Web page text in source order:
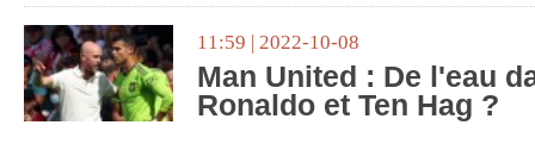
11:59 | 2022-10-08
Man United : De l'eau
Ronaldo et Ten Hag ?